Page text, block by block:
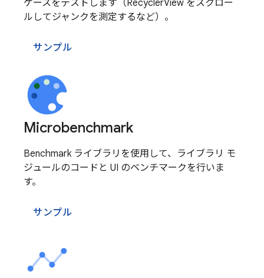
ケースをテストします（RecyclerView をスクロー
ルしてジャンクを測定するなど）。
サンプル
Microbenchmark
Benchmark ライブラリを使用して、ライブラリ モ
ジュールのコードと UI のベンチマークを行いま
す。
サンプル